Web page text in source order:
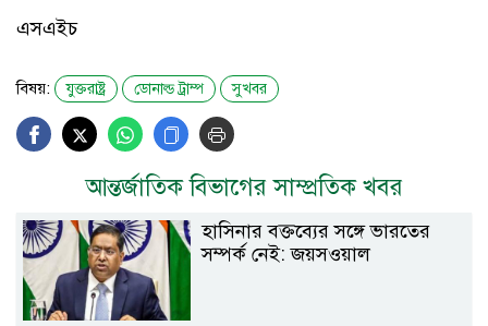
এসএইচ
বিষয়: যুক্তরাষ্ট্র ডোনাল্ড ট্রাম্প সুখবর
আন্তর্জাতিক বিভাগের সাম্প্রতিক খবর
হাসিনার বক্তব্যের সঙ্গে ভারতের
সম্পর্ক নেই: জয়সওয়াল